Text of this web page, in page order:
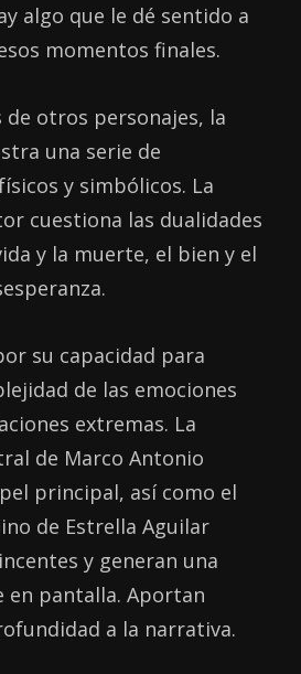
algo que le dé sentido a
momentos finales.
de otros personajes, la
una serie de
y simbólicos. La
cuestiona las dualidades
y la muerte, el bien y el
su capacidad para
de las emociones
extremas. La
de Marco Antonio
principal, así como el
de Estrella Aguilar
y generan una
en pantalla. Aportan
a la narrativa.